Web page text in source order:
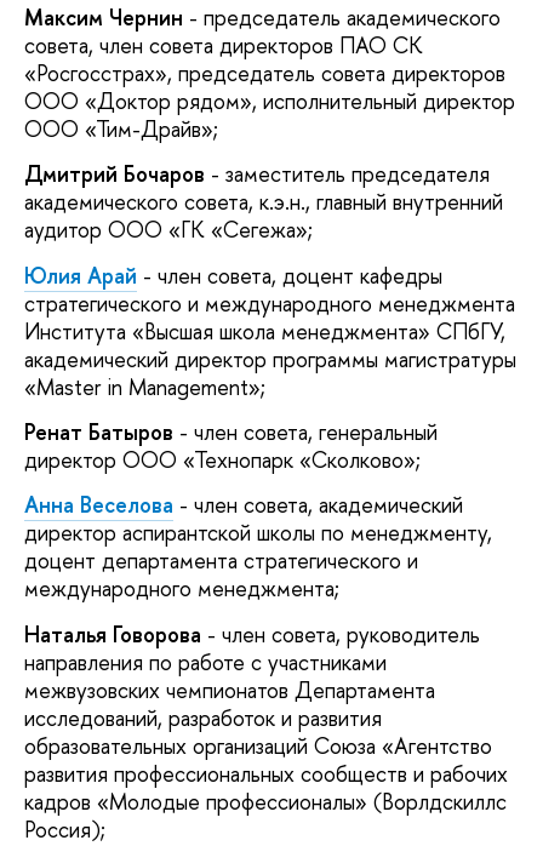
Максим Чернин - председатель академического
совета, член совета директоров ПАО СК
«Росгосстрах», председатель совета директоров
ООО «Доктор рядом», исполнительный директор
ООО «Тим-Драйв»;
Дмитрий Бочаров - заместитель председателя
академического совета, к.э.н., главный внутренний
аудитор ООО «ГК «Сегежа»;
Юлия Арай - член совета, доцент кафедры
стратегического и международного менеджмента
Института «Высшая школа менеджмента» СПбГУ,
академический директор программы магистратуры
«Master in Management»;
Ренат Батыров - член совета, генеральный
директор ООО «Технопарк «Сколково»;
Анна Веселова - член совета, академический
директор аспирантской школы по менеджменту,
доцент департамента стратегического и
международного менеджмента;
Наталья Говорова - член совета, руководитель
направления по работе с участниками
межвузовских чемпионатов Департамента
исследований, разработок и развития
образовательных организаций Союза «Агентство
развития профессиональных сообществ и рабочих
кадров «Молодые профессионалы» (Ворлдскиллс
Россия);